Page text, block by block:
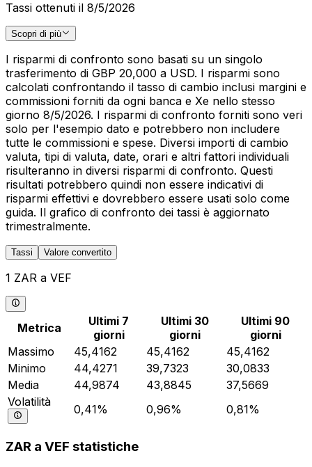
Tassi ottenuti il 8/5/2026
Scopri di più
I risparmi di confronto sono basati su un singolo
trasferimento di GBP 20,000 a USD. I risparmi sono
calcolati confrontando il tasso di cambio inclusi margini e
commissioni forniti da ogni banca e Xe nello stesso
giorno 8/5/2026. I risparmi di confronto forniti sono veri
solo per l'esempio dato e potrebbero non includere
tutte le commissioni e spese. Diversi importi di cambio
valuta, tipi di valuta, date, orari e altri fattori individuali
risulteranno in diversi risparmi di confronto. Questi
risultati potrebbero quindi non essere indicativi di
risparmi effettivi e dovrebbero essere usati solo come
guida. Il grafico di confronto dei tassi è aggiornato
trimestralmente.
Tassi Valore convertito
1 ZAR a VEF
Metrica
Ultimi 7
giorni
Ultimi 30
giorni
Ultimi 90
giorni
Massimo
45,4162 45,4162
45,4162
Minimo
44,4271 39,7323
30,0833
Media
44,9874 43,8845
37,5669
Volatilità
0,41% 0,96% 0,81%
ZAR a VEF statistiche